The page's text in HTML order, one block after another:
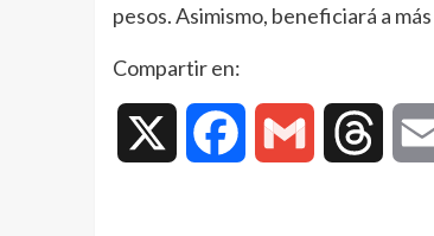
pesos. Asimismo, beneficiará a
Compartir en:
Facebook Gmail